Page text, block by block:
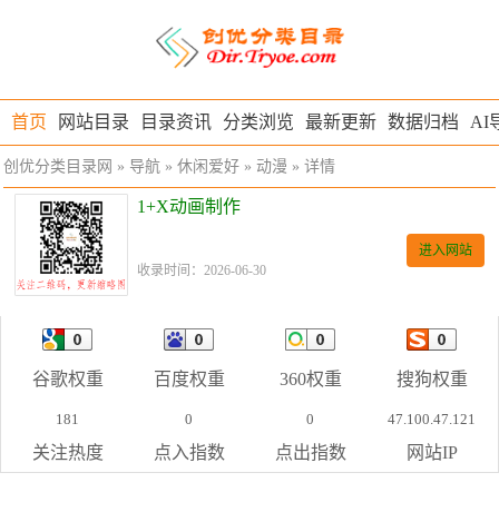
首页 网站目录 目录资讯 分类浏览 最新更新 数据归档 AI
创优分类目录网 » 导航 » 休闲爱好 » 动漫 » 详情
1+X动画制作
收录时间：2026-06-30
进入网站
谷歌权重 百度权重 360权重 搜狗权重
181
关注热度
0
点入指数
0
点出指数
47.100.47.121
网站IP